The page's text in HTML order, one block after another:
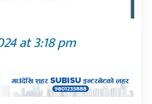
at 3:18 pm